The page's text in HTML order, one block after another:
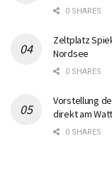
0 SHARES
Zeltplatz
Nordsee
0 SHARES
Vorstellung
direkt am
0 SHARES